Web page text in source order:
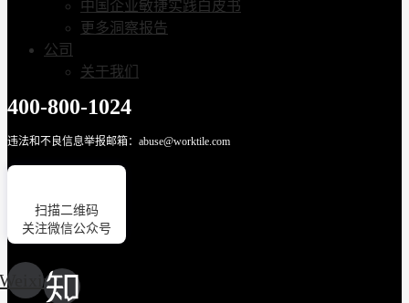
中国企业敏捷实践白皮书
更多洞察报告
公司
关于我们
400-800-1024
违法和不良信息举报邮箱：abuse@worktile.com
扫描二维码
关注微信公众号
Weixin